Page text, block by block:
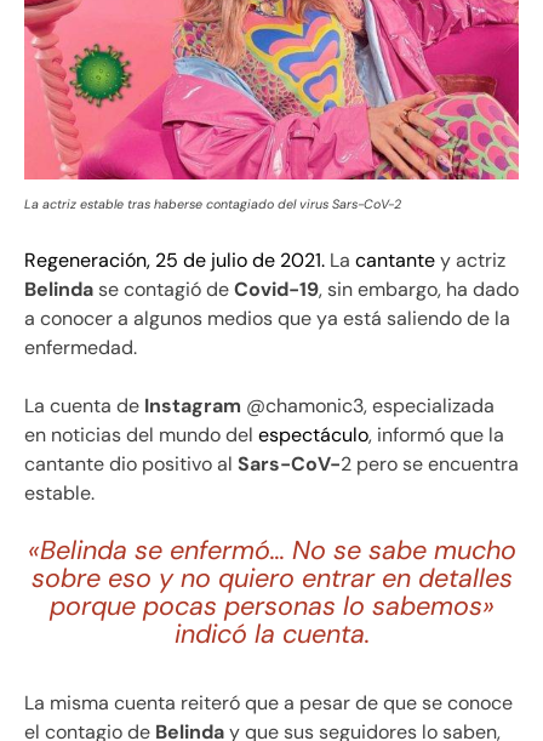
La actriz estable tras haberse contagiado del virus Sars-CoV-2
Regeneración, 25 de julio de 2021. La cantantey actriz
Belindase contagió deCovid-19, sin embargo, ha dado
a conocer a algunos medios que ya está saliendo de la
enfermedad.
La cuenta de Instagram @chamonic3, especializada
en noticias del mundo del espectáculo, informó que la
cantante dio positivo al Sars-CoV-2 pero se encuentra
estable.
«Belinda se enfermó… No se sabe mucho
sobre eso y no quiero entrar en detalles
porque pocas personas lo sabemos»
indicó la cuenta.
La misma cuenta reiteró que a pesar de que se conoce
el contagio de Belinday que sus seguidores lo saben,